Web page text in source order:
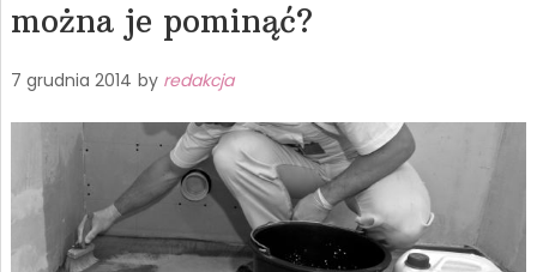
można je pominąć?
7 grudnia 2014 by redakcja